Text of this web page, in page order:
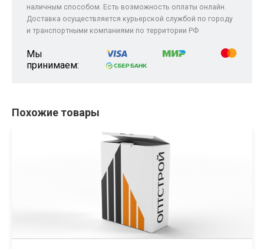
наличным способом. Есть возможность оплаты онлайн.
Доставка осуществляется курьерской службой по городу
и транспортными компаниями по территории РФ
Мы
принимаем:
Похожие товары